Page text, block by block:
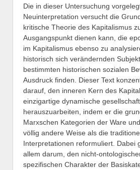
Die in dieser Untersuchung
Neuinterpretation versucht die
kritische Theorie des Kapitalismus
Ausgangspunkt dienen kann, die
im Kapitalismus ebenso zu
historisch sich verändernden
bestimmten historischen sozialen
Ausdruck finden. Dieser Text
darauf, den inneren Kern des
einzigartige dynamische
herauszuarbeiten, indem er die
Marxschen Kategorien der Ware
völlig andere Weise als die
Interpretationen reformuliert. Dabei
allem darum, den nicht-
spezifischen Charakter der